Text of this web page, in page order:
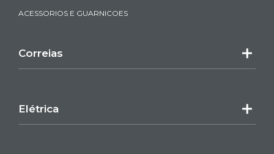
ACESSORIOS E GUARNICOES
Correias
Elétrica